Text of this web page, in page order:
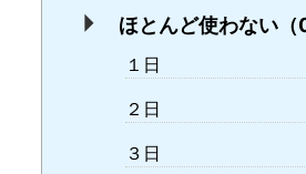
ほとんど使わない（
１日
２日
３日